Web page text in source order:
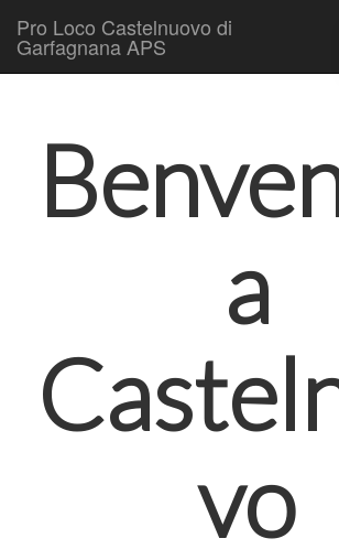
Pro Loco Castelnuovo di
Garfagnana APS
a
vo